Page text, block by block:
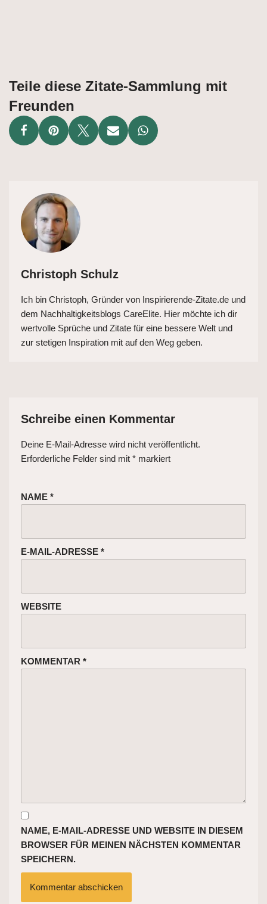
Teile diese Zitate-Sammlung mit
Freunden
Christoph Schulz
Ich bin Christoph, Gründer von Inspirierende-Zitate.de und
dem Nachhaltigkeitsblogs CareElite. Hier möchte ich dir
wertvolle Sprüche und Zitate für eine bessere Welt und
zur stetigen Inspiration mit auf den Weg geben.
Schreibe einen Kommentar
Deine E-Mail-Adresse wird nicht veröffentlicht.
Erforderliche Felder sind mit * markiert
NAME *
E-MAIL-ADRESSE *
WEBSITE
KOMMENTAR *
NAME, E-MAIL-ADRESSE UND WEBSITE IN DIESEM
BROWSER FÜR MEINEN NÄCHSTEN KOMMENTAR
SPEICHERN.